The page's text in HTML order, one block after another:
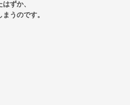
ずか、
うのです。